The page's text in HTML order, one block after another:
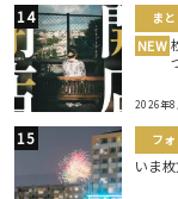
ま
NEW
2026年8
フ
いま